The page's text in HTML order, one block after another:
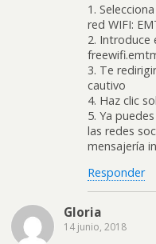
1.
red WIFI:
2. Introduce
3. Te
cautivo
4. Haz clic
5. Ya
las redes
mensajería
Responder
Gloria
14 junio, 2018